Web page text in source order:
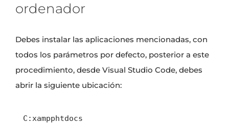
ordenador
Debes instalar las aplicaciones mencionadas, con
todos los parámetros por defecto, posterior a este
procedimiento, desde Visual Studio Code, debes
abrir la siguiente ubicación:
C:xampphtdocs